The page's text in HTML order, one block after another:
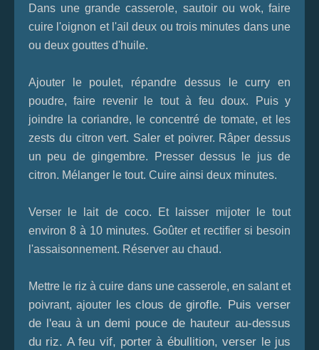
Dans une grande casserole, sautoir ou wok, faire
cuire l'oignon et l'ail deux ou trois minutes dans une
ou deux gouttes d'huile.
Ajouter le poulet, répandre dessus le curry en
poudre, faire revenir le tout à feu doux. Puis y
joindre la coriandre, le concentré de tomate, et les
zests du citron vert. Saler et poivrer. Râper dessus
un peu de gingembre. Presser dessus le jus de
citron. Mélanger le tout. Cuire ainsi deux minutes.
Verser le lait de coco. Et laisser mijoter le tout
environ 8 à 10 minutes. Goûter et rectifier si besoin
l'assaisonnement. Réserver au chaud.
Mettre le riz à cuire dans une casserole, en salant et
poivrant, ajouter lesclous degirofle. Puis verser
de l'eau à un demi pouce de hauteur au-dessus
du riz. A feu vif, porter à ébullition, verser le jus